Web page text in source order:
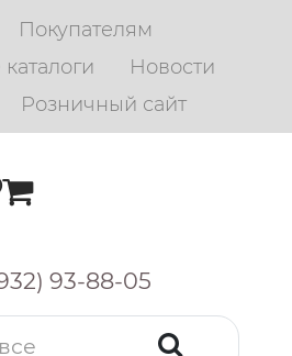
Покупателям
Новости
Розничный сайт
93-88-05